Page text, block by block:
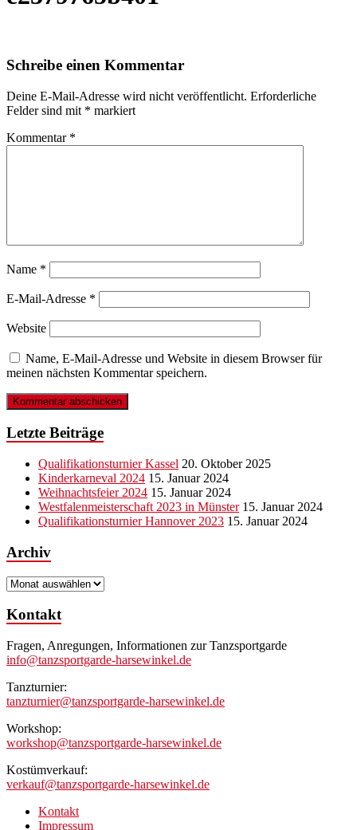
Schreibe einen Kommentar
Deine E-Mail-Adresse wird nicht veröffentlicht. Erforderliche
Felder sind mit * markiert
Kommentar *
Name *
E-Mail-Adresse *
Website
Name, E-Mail-Adresse und Website in diesem Browser für
meinen nächsten Kommentar speichern.
Letzte Beiträge
Qualifikationsturnier Kassel 20. Oktober 2025
Kinderkarneval 2024 15. Januar 2024
Weihnachtsfeier 2024 15. Januar 2024
Westfalenmeisterschaft 2023 in Münster 15. Januar 2024
Qualifikationsturnier Hannover 2023 15. Januar 2024
Archiv
Archiv
Kontakt
Fragen, Anregungen, Informationen zur Tanzsportgarde
info@tanzsportgarde-harsewinkel.de
Tanzturnier:
tanzturnier@tanzsportgarde-harsewinkel.de
Workshop:
workshop@tanzsportgarde-harsewinkel.de
Kostümverkauf:
verkauf@tanzsportgarde-harsewinkel.de
Kontakt
Impressum